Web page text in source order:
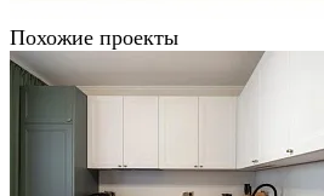
Похожие проекты